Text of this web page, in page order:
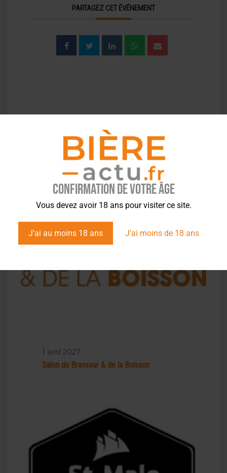
Confirmation de votre âge
Vous devez avoir 18 ans pour visiter ce site.
J'ai au moins 18 ans J'ai moins de 18 ans
PARTAGEZ CET ÉVÉNEMENT
EVÉNEMENT À LA UNE
1 avril 2027
Salon du Brasseur & de la Boisson